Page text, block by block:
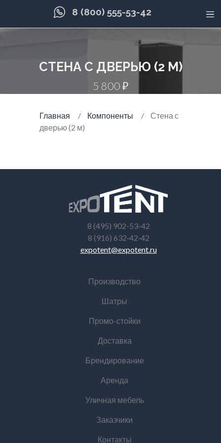
8 (800) 555-53-42
СТЕНА С ДВЕРЬЮ (2 М)
5 800 ₽
Главная Компоненты
Стена с
дверью (2 м)
8 (495) 902-53-42
8 (916) 632‑42‑42
expotent@expotent.ru
Производство
Шатры
Промо-стойки
Доставка
Брендирование
Аренда
Уличная мебель
Заказчики
Контакты